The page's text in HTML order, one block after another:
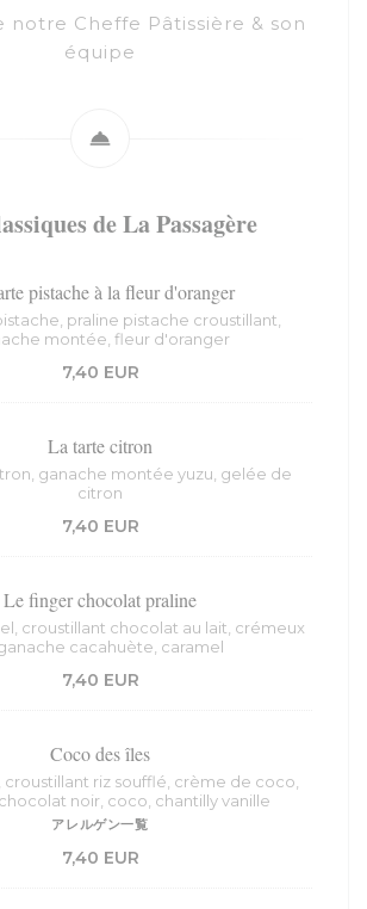
notre Cheffe Pâtissière & son
équipe
de La Passagère
pistache à la fleur d'oranger
praline pistache croustillant,
montée, fleur d'oranger
7,40 EUR
La tarte citron
ganache montée yuzu, gelée de
citron
7,40 EUR
Le finger chocolat praline
croustillant chocolat au lait, crémeux
cacahuète, caramel
7,40 EUR
Coco des îles
croustillant riz soufflé, crème de coco,
noir, coco, chantilly vanille
アレルゲン一覧
7,40 EUR